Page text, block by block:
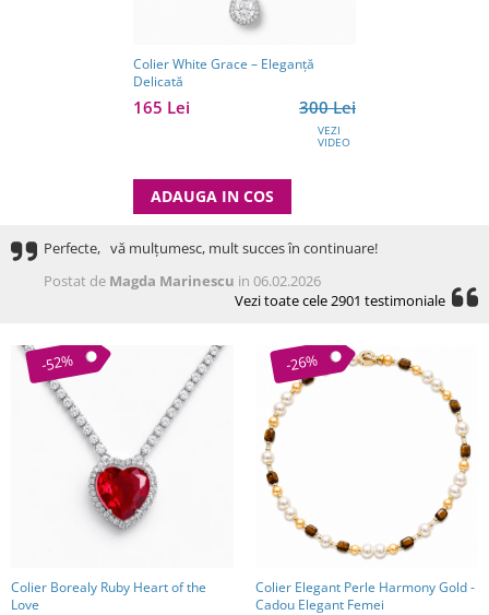
Colier White Grace – Eleganță
Delicată
300 Lei
165 Lei
VEZI
VIDEO
ADAUGA IN COS
Perfecte, vă mulțumesc, mult succes în continuare!
Postat de Magda Marinescu in 06.02.2026
Vezi toate cele 2901 testimoniale
-52%
Colier Borealy Ruby Heart of the
Love
-26%
Colier Elegant Perle Harmony Gold -
Cadou Elegant Femei